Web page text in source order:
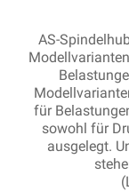
AS-
für
sowohl für
ausgelegt.